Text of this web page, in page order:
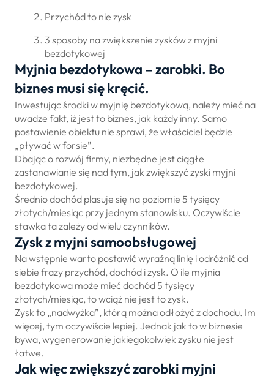
Przychód to nie zysk
3 sposoby na zwiększenie zysków z myjni
bezdotykowej
Myjnia bezdotykowa – zarobki. Bo
biznes musi się kręcić.
Inwestując środki w myjnię bezdotykową, należy mieć na
uwadze fakt, iż jest to biznes, jak każdy inny. Samo
postawienie obiektu nie sprawi, że właściciel będzie
„pływać w forsie”.
Dbając o rozwój firmy, niezbędne jest ciągłe
zastanawianie się nad tym, jak zwiększyć zyski myjni
bezdotykowej.
Średnio dochód plasuje się na poziomie 5 tysięcy
złotych/miesiąc przy jednym stanowisku. Oczywiście
stawka ta zależy od wielu czynników.
Zysk z myjni samoobsługowej
Na wstępnie warto postawić wyraźną linię i odróżnić od
siebie frazy przychód, dochód i zysk. O ile myjnia
bezdotykowa może mieć dochód 5 tysięcy
złotych/miesiąc, to wciąż nie jest to zysk.
Zysk to „nadwyżka”, którą można odłożyć z dochodu. Im
więcej, tym oczywiście lepiej. Jednak jak to w biznesie
bywa, wygenerowanie jakiegokolwiek zysku nie jest
łatwe.
Jak więc zwiększyć zarobki myjni